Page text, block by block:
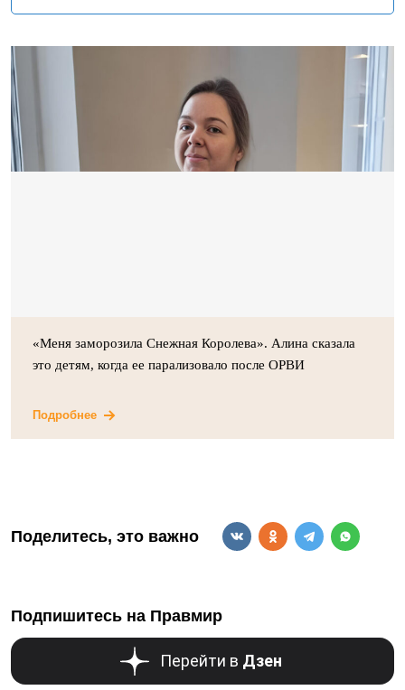
«Меня заморозила Снежная Королева». Алина сказала
это детям, когда ее парализовало после ОРВИ
Подробнее
Поделитесь, это важно
Подпишитесь на Правмир
Перейти в Дзен